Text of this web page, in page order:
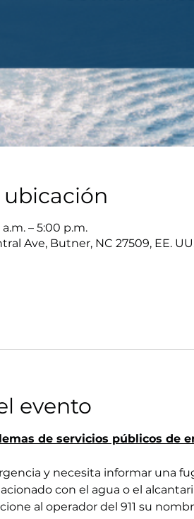
– 5:00 p.m.
Ave, Butner, NC 27509, EE.
evento
de servicios públicos de
y necesita informar una
con el agua o el
al operador del 911 su